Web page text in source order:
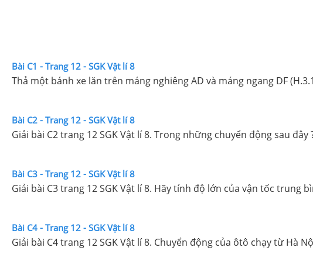
Bài C1 - Trang 12 - SGK Vật lí 8
Thả một bánh xe lăn trên máng nghiêng AD và máng ngang DF
Bài C2 - Trang 12 - SGK Vật lí 8
Giải bài C2 trang 12 SGK Vật lí 8. Trong những chuyển động sau
Bài C3 - Trang 12 - SGK Vật lí 8
Giải bài C3 trang 12 SGK Vật lí 8. Hãy tính độ lớn của vận tốc trung
Bài C4 - Trang 12 - SGK Vật lí 8
Giải bài C4 trang 12 SGK Vật lí 8. Chuyển động của ôtô chạy từ Hà